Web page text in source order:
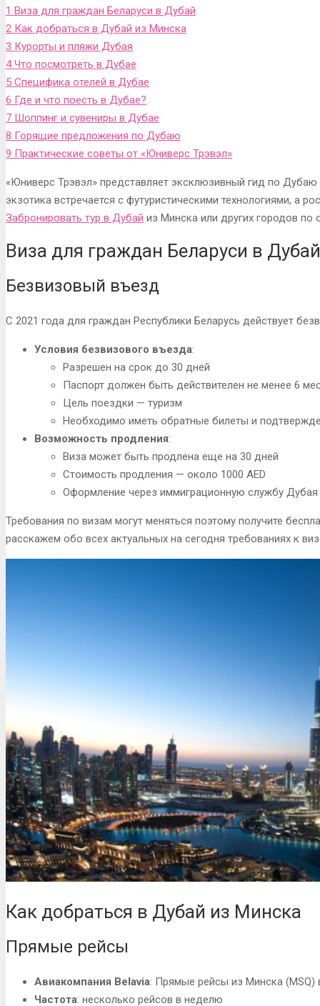
1 Виза для граждан Беларуси в Дубай
2 Как добраться в Дубай из Минска
3 Курорты и пляжи Дубая
4 Что посмотреть в Дубае
5 Специфика отелей в Дубае
6 Где и что поесть в Дубае?
7 Шоппинг и сувениры в Дубае
8 Горящие предложения по Дубаю
9 Практические советы от «Юниверс Трэвэл»
«Юниверс Трэвэл» представляет эксклюзивный гид по
экзотика встречается с футуристическими технологиями, а
Забронировать тур в Дубай из Минска или других городов по
Виза для граждан Беларуси в Дубай
Безвизовый въезд
С 2021 года для граждан Республики Беларусь действует
Условия безвизового въезда:
Разрешен на срок до 30 дней
Паспорт должен быть действителен не менее 6
Цель поездки — туризм
Необходимо иметь обратные билеты и
Возможность продления:
Виза может быть продлена еще на 30 дней
Стоимость продления — около 1000 AED
Оформление через иммиграционную службу Дубая
Требования по визам могут меняться поэтому получите
расскажем обо всех актуальных на сегодня требованиях к
Как добраться в Дубай из Минска
Прямые рейсы
Авиакомпания Belavia: Прямые рейсы из Минска (MSQ)
Частота: несколько рейсов в неделю